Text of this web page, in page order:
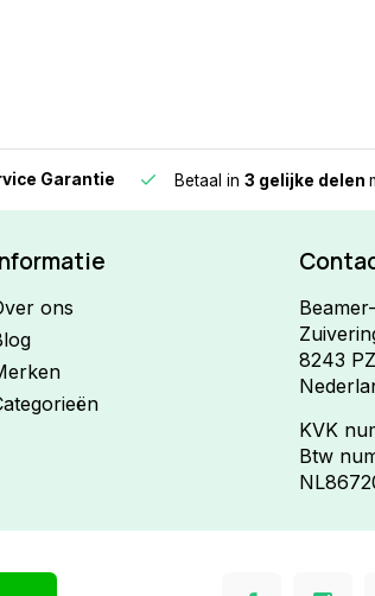
Garantie Betaal in 3 gelijke delen
ons
8243
KVK
Btw